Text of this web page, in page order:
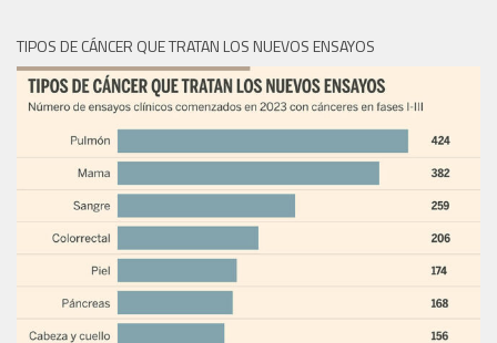
TIPOS DE CÁNCER QUE TRATAN LOS NUEVOS ENSAYOS